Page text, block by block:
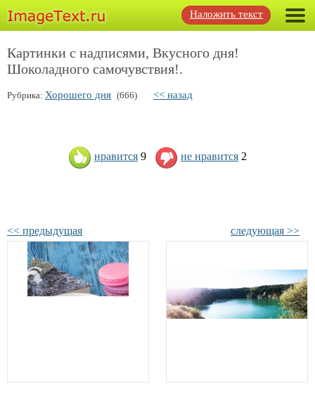
Наложить текст
Картинки с надписями, Вкусного дня!
Шоколадного самочувствия!.
Рубрика: Хорошего дня (666) << назад
нравится 9 не нравится 2
<< предыдущая следующая >>